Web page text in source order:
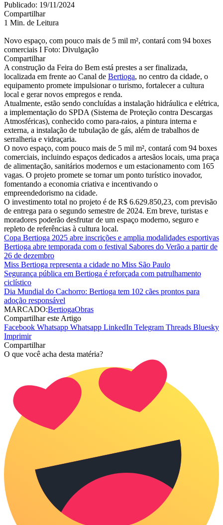
Publicado: 19/11/2024
Compartilhar
1 Min. de Leitura
Novo espaço, com pouco mais de 5 mil m², contará com 94 boxes
comerciais I Foto: Divulgação
Compartilhar
A construção da Feira do Bem está prestes a ser finalizada,
localizada em frente ao Canal de Bertioga, no centro da cidade, o
equipamento promete impulsionar o turismo, fortalecer a cultura
local e gerar novos empregos e renda.
Atualmente, estão sendo concluídas a instalação hidráulica e elétrica,
a implementação do SPDA (Sistema de Proteção contra Descargas
Atmosféricas), conhecido como para-raios, a pintura interna e
externa, a instalação de tubulação de gás, além de trabalhos de
serralheria e vidraçaria.
O novo espaço, com pouco mais de 5 mil m², contará com 94 boxes
comerciais, incluindo espaços dedicados a artesãos locais, uma praça
de alimentação, sanitários modernos e um estacionamento com 165
vagas. O projeto promete se tornar um ponto turístico inovador,
fomentando a economia criativa e incentivando o
empreendedorismo na cidade.
O investimento total no projeto é de R$ 6.629.850,23, com previsão
de entrega para o segundo semestre de 2024. Em breve, turistas e
moradores poderão desfrutar de um espaço moderno, seguro e
repleto de referências à cultura local.
Copa Bertioga 2025 abre inscrições e amplia modalidades esportivas
Bertioga abre temporada com o festival Sabores do Verão a partir de
26 de dezembro
Miss Bertioga representa a cidade no Miss São Paulo
Segurança pública em Bertioga é reforçada com patrulhamento
ciclístico
Dia Mundial do Cachorro: Bertioga tem 102 cães prontos para
adoção responsável
MARCADO:BertiogaObras
Compartilhar este Artigo
Facebook Whatsapp Whatsapp LinkedIn Telegram Threads Bluesky
Imprimir
Compartilhar
O que você acha desta matéria?